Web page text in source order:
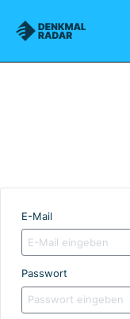
Denkmalradar
E-Mail
Passwort